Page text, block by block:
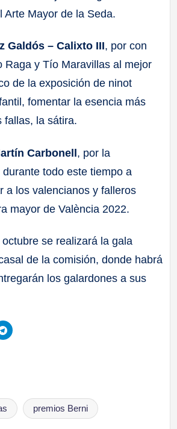
Arte Mayor de la Seda.
Galdós – Calixto III, por con
Raga y Tío Maravillas al mejor
de la exposición de ninot
fomentar la esencia más
fallas, la sátira.
Carbonell, por la
todo este tiempo a
a los valencianos y falleros
mayor de València 2022.
se realizará la gala
de la comisión, donde habrá
los galardones a sus
premios Berni